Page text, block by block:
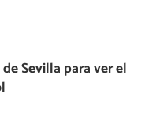
de Sevilla para ver el